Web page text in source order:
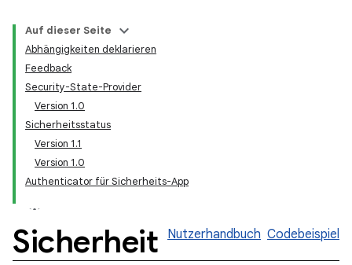
Auf dieser Seite
Abhängigkeiten deklarieren
Feedback
Security-State-Provider
Version 1.0
Sicherheitsstatus
Version 1.1
Version 1.0
Authenticator für Sicherheits-App
Sicherheit Nutzerhandbuch Codebeispiel